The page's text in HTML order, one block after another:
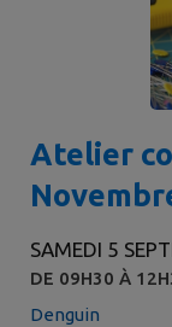
Atelier
SAMEDI 5
DE 09H30 À
Denguin